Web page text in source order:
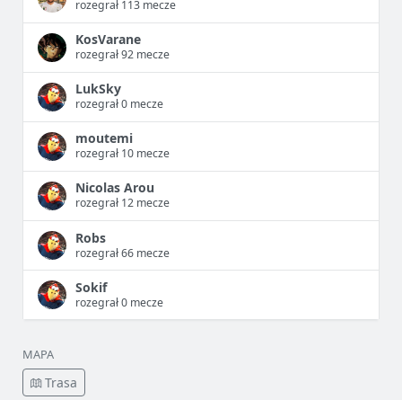
rozegrał 113 mecze
KosVarane
rozegrał 92 mecze
LukSky
rozegrał 0 mecze
moutemi
rozegrał 10 mecze
Nicolas Arou
rozegrał 12 mecze
Robs
rozegrał 66 mecze
Sokif
rozegrał 0 mecze
MAPA
Trasa